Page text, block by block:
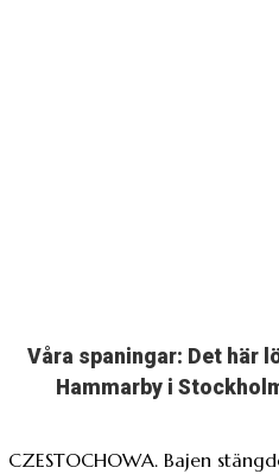
Våra spaningar: Det här
Hammarby i
CZESTOCHOWA. Bajen